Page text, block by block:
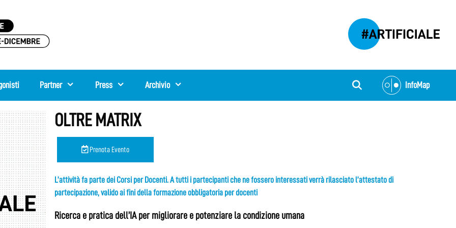
Partner Press Archivio InfoMap
OLTRE MATRIX
Prenota Evento
L’attività fa parte dei Corsi per Docenti. A tutti i partecipanti che ne fossero interessati verrà rilasciato l’attestato di
partecipazione, valido ai fini della formazione obbligatoria per docenti
Ricerca e pratica dell’IA per migliorare e potenziare la condizione umana